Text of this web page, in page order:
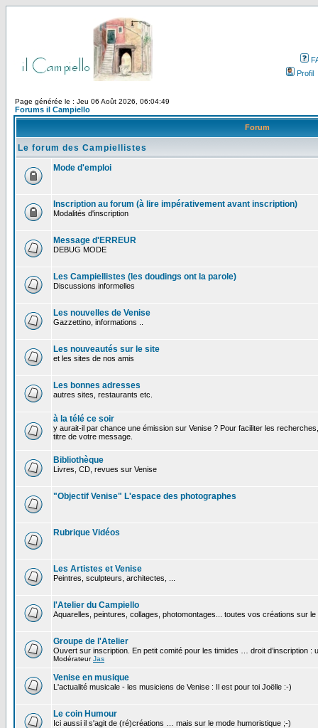
Profil
Page générée le : Jeu 06 Août 2026, 06:04:49
Forums il Campiello
Forum
Le forum des Campiellistes
Mode d'emploi
Inscription au forum (à lire impérativement avant inscription)
Modalités d'inscription
Message d'ERREUR
DEBUG MODE
Les Campiellistes (les doudings ont la parole)
Discussions informelles
Les nouvelles de Venise
Gazzettino, informations ..
Les nouveautés sur le site
et les sites de nos amis
Les bonnes adresses
autres sites, restaurants etc.
à la télé ce soir
y aurait-il par chance une émission sur Venise ? Pour faciliter les
titre de votre message.
Bibliothèque
Livres, CD, revues sur Venise
"Objectif Venise" L'espace des photographes
Rubrique Vidéos
Les Artistes et Venise
Peintres, sculpteurs, architectes, ...
l'Atelier du Campiello
Aquarelles, peintures, collages, photomontages... toutes vos créations sur le
Groupe de l'Atelier
Ouvert sur inscription. En petit comité pour les timides … droit d’inscription :
ModérateurJas
Venise en musique
L'actualité musicale - les musiciens de Venise : Il est pour toi Joëlle :-)
Le coin Humour
Ici aussi il s'agit de (ré)créations … mais sur le mode humoristique ;-)